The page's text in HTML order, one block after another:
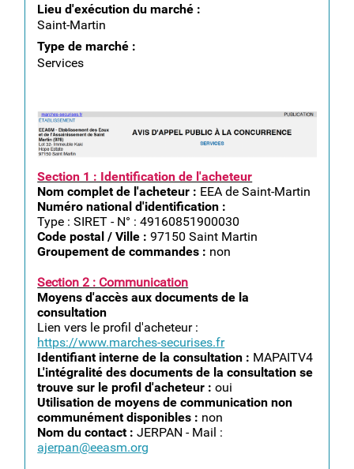
Lieu d'exécution du marché :
Saint-Martin
Type de marché :
Services
capture_decran_2025-09-
05_a_08.46.23.png
Section 1 : Identification de l'acheteur
Nom complet de l'acheteur : EEA de Saint-Martin
Numéro national d'identification :
Type : SIRET - N° : 49160851900030
Code postal / Ville :97150 Saint Martin
Groupement de commandes : non
Section 2 : Communication
Moyens d'accès aux documents de la
consultation
Lien vers le profil d'acheteur :
https://www.marches-securises.fr
Identifiant interne de la consultation : MAPAITV4
L'intégralité des documents de la consultation se
trouve sur le profil d'acheteur :oui
Utilisation de moyens de communication non
communément disponibles : non
Nom du contact :JERPAN - Mail :
ajerpan@eeasm.org